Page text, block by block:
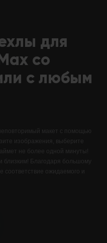
для
со
с любым
макет с помощью
изображения, выберите
не более одной минуты!
Благодаря большому
ожидаемого и